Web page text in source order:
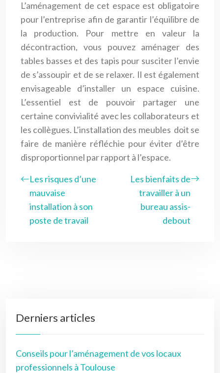
L’aménagement de cet espace est obligatoire
pour l’entreprise afin de garantir l’équilibre de
la production. Pour mettre en valeur la
décontraction, vous pouvez aménager des
tables basses et des tapis pour susciter l’envie
de s’assoupir et de se relaxer. Il est également
envisageable d’installer un espace cuisine.
L’essentiel est de pouvoir partager une
certaine convivialité avec les collaborateurs et
les collègues. L’installation des meubles doit se
faire de manière réfléchie pour éviter d’être
disproportionnel par rapport à l’espace.
Les risques d’une
mauvaise
installation à son
poste de travail
Les bienfaits de
travailler à un
bureau assis-
debout
Derniers articles
Conseils pour l’aménagement de vos locaux
professionnels à Toulouse